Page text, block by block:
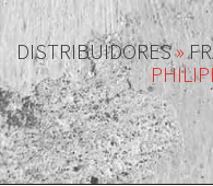
DISTRIBUIDORES»